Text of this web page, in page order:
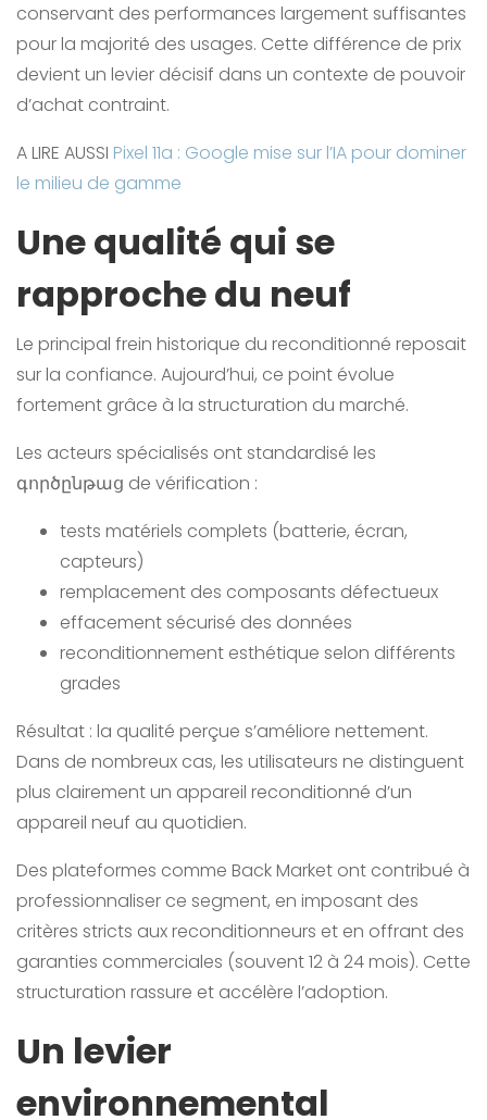
conservant des performances largement suffisantes
pour la majorité des usages. Cette différence de prix
devient un levier décisif dans un contexte de pouvoir
d’achat contraint.
A LIRE AUSSI Pixel 11a : Google mise sur l’IA pour dominer
le milieu de gamme
Une qualité qui se
rapproche du neuf
Le principal frein historique du reconditionné reposait
sur la confiance. Aujourd’hui, ce point évolue
fortement grâce à la structuration du marché.
Les acteurs spécialisés ont standardisé les
գործընթաց de vérification :
tests matériels complets (batterie, écran,
capteurs)
remplacement des composants défectueux
effacement sécurisé des données
reconditionnement esthétique selon différents
grades
Résultat : la qualité perçue s’améliore nettement.
Dans de nombreux cas, les utilisateurs ne distinguent
plus clairement un appareil reconditionné d’un
appareil neuf au quotidien.
Des plateformes comme Back Market ont contribué à
professionnaliser ce segment, en imposant des
critères stricts aux reconditionneurs et en offrant des
garanties commerciales (souvent 12 à 24 mois). Cette
structuration rassure et accélère l’adoption.
Un levier
environnemental